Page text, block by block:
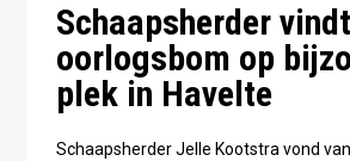
Schaapsherder
oorlogsbom op
plek in Havelte
Schaapsherder Jelle Kootstra vond